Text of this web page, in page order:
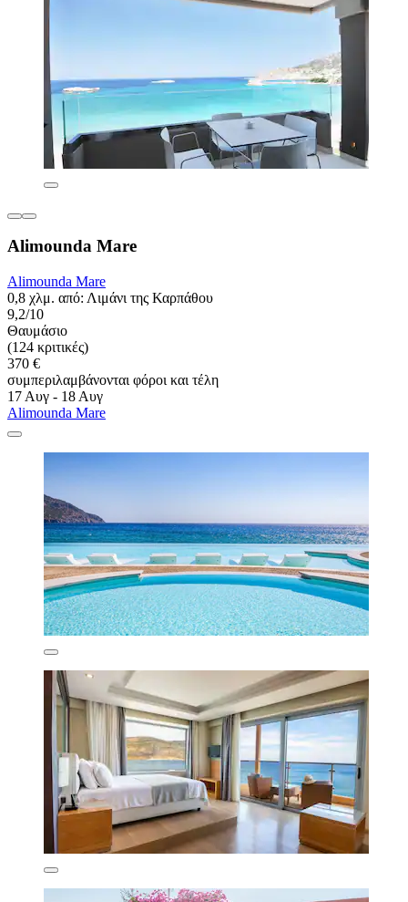
Alimounda Mare
Alimounda Mare
0,8 χλμ. από: Λιμάνι της Καρπάθου
9,2/10
Θαυμάσιο
(124 κριτικές)
370 €
συμπεριλαμβάνονται φόροι και τέλη
17 Αυγ - 18 Αυγ
Alimounda Mare